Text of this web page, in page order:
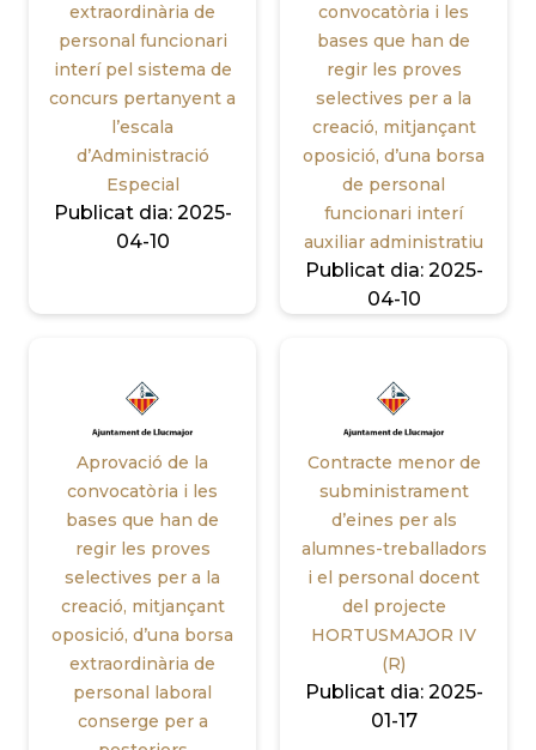
extraordinària de
personal funcionari
interí pel sistema de
concurs pertanyent a
l’escala
d’Administració
Especial
Publicat dia: 2025-
04-10
convocatòria i les
bases que han de
regir les proves
selectives per a la
creació, mitjançant
oposició, d’una borsa
de personal
funcionari interí
auxiliar administratiu
Publicat dia: 2025-
04-10
Aprovació de la
convocatòria i les
bases que han de
regir les proves
selectives per a la
creació, mitjançant
oposició, d’una borsa
extraordinària de
personal laboral
conserge per a
Contracte menor de
subministrament
d’eines per als
alumnes-treballadors
i el personal docent
del projecte
HORTUSMAJOR IV
(R)
Publicat dia: 2025-
01-17